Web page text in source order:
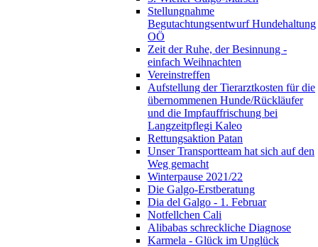
Stellungnahme
Begutachtungsentwurf Hundehaltung
OÖ
Zeit der Ruhe, der Besinnung -
einfach Weihnachten
Vereinstreffen
Aufstellung der Tierarztkosten für die
übernommenen Hunde/Rückläufer
und die Impfauffrischung bei
Langzeitpflegi Kaleo
Rettungsaktion Patan
Unser Transportteam hat sich auf den
Weg gemacht
Winterpause 2021/22
Die Galgo-Erstberatung
Dia del Galgo - 1. Februar
Notfellchen Cali
Alibabas schreckliche Diagnose
Karmela - Glück im Unglück